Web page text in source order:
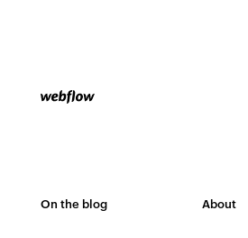
On the blog About